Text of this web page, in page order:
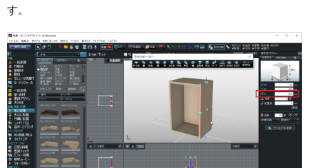
す。